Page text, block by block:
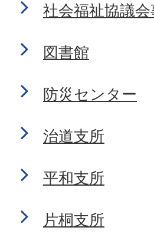
社会福祉協議会
図書館
防災センター
治道支所
平和支所
片桐支所